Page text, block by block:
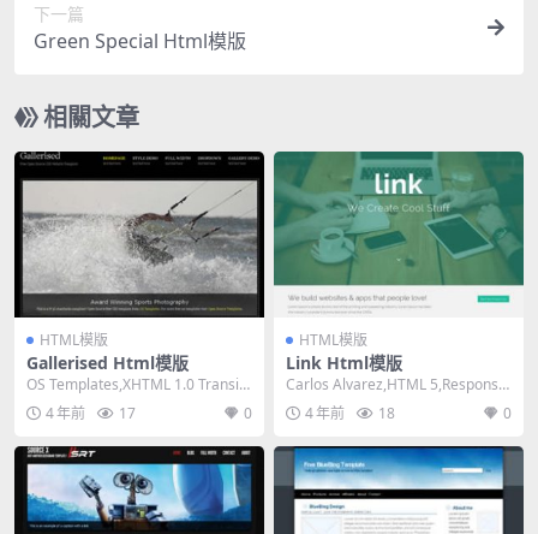
下一篇
Green Special Html模版
相關文章
HTML模版
Gallerised Html模版
OS Templates,XHTML 1.0 Transiti
onal,Fixe...
4 年前 17 0
HTML模版
Link Html模版
Carlos Alvarez,HTML 5,Responsiv
e, 3 Colu...
4 年前 18 0